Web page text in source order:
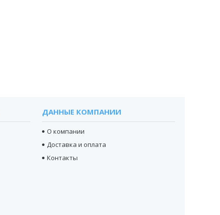
ДАННЫЕ КОМПАНИИ
О компании
Доставка и оплата
Контакты